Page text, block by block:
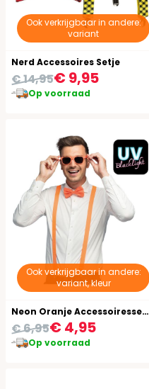
Ook verkrijgbaar in andere:
variant
Nerd Accessoires Setje
€ 9,95
€ 14,95
Op voorraad
Ook verkrijgbaar in andere:
variant, kleur
Neon Oranje Accessoiresset Bril Strik Bretels
€ 4,95
€ 6,95
Op voorraad